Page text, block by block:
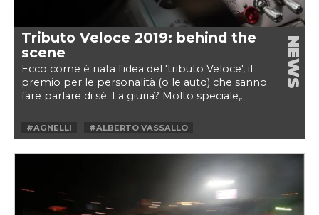
Tributo Veloce 2019: behind the
scene
Ecco come è nata l'idea del 'tributo Veloce', il
premio per le personalità (o le auto) che sanno
fare parlare di sé. La giuria? Molto speciale,...
NEWS
#AGNELLI
#ALBERTO VASSALLO
#MILANO AUTOCLASSICA
#STRATOS
#VELOCE